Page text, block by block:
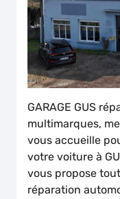
GARAGE GUS
multimarques,
vous accueille
votre voiture à
vous propose
réparation